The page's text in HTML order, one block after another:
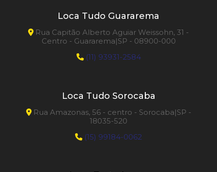
Loca Tudo Guararema
Rua Capitão Alberto Aguiar Weissohn, 31 -
Centro - Guararema|SP - 08900-000
(11) 93931-2584
Loca Tudo Sorocaba
Rua Amazonas, 56 - centro - Sorocaba|SP -
18035-520
(15) 99184-0062